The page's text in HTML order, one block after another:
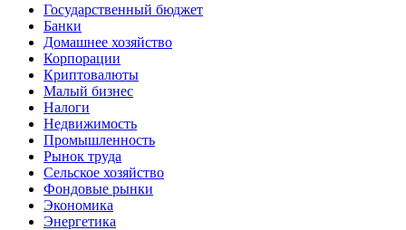
Государственный бюджет
Банки
Домашнее хозяйство
Корпорации
Криптовалюты
Малый бизнес
Налоги
Недвижимость
Промышленность
Рынок труда
Сельское хозяйство
Фондовые рынки
Экономика
Энергетика